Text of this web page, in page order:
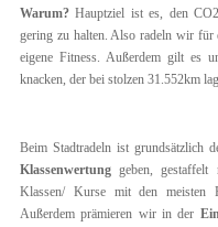
Warum?Hauptziel ist es, den
gering zu halten. Also radeln wir für
eigene Fitness. Außerdem gilt es
knacken, der bei stolzen 31.552km
Beim Stadtradeln ist grundsätzlich
Klassenwertung geben,
Klassen/ Kurse mit den meisten
Außerdem prämieren wir in der